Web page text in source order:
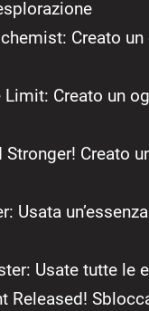
Creato
Limit: Creato un
Creato
Usata
Usate tutte le
Released!